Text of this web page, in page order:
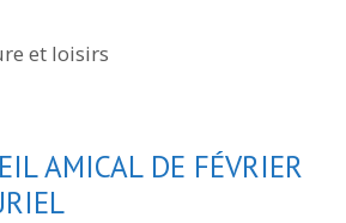
et loisirs
AMICAL DE FÉVRIER